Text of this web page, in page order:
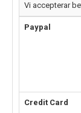
Vi accepterar
Paypal
Credit Card